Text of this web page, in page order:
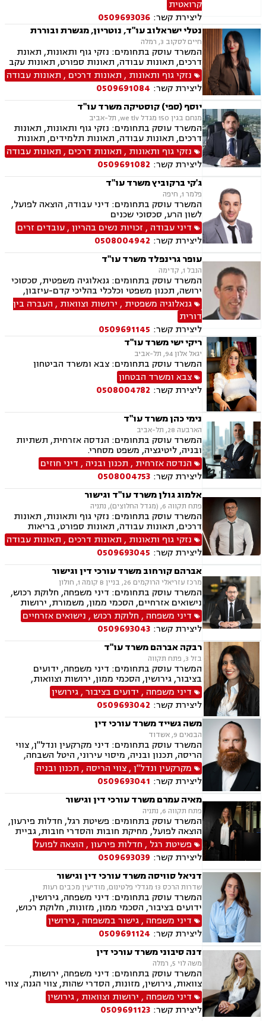
ירושות וצוואות, תמ"א 38
קרואטית
ליצירת קשר: 0509693036
נטלי ישראלוב עו"ד, נוטריון, מגשרת ובוררת
חיים לסקוב 3, רמלה
המשרד עוסק בתחומים: נזקי גוף ותאונות, תאונת
דרכים, תאונות עבודה, תאונות ספורט, תאונות עקב
רשלנות, תאונות תלמידים, ביטוח לאומי, גישור,
רשלנות רפואית הריון ולידה, ירושות וצוואות, ייפוי
כוח מתמשך, ביטוח סיעודי, נפגעי עבירה, בריאות
הנפש,
נזקי גוף ותאונות , תאונות דרכים , תאונות עבודה
ליצירת קשר: 0509691084
יוסף (ספי) קוסטיקה משרד עו"ד
מנחם בגין 150 מגדל we tlv, תל-אביב
המשרד עוסק בתחומים: נזקי גוף ותאונות, תאונות
דרכים, תאונות עבודה, תאונות תלמידים, תאונות
ספורט, תאונות עקב רשלנות, ביטוח לאומי, רשלנות
רפואית, אובדן כושר עבודה
נזקי גוף ותאונות , תאונות דרכים , תאונות עבודה
ליצירת קשר: 0509691082
ג'קי ברקוביץ משרד עו"ד
פלמר 1, חיפה
המשרד עוסק בתחומים: דיני עבודה, הוצאה לפועל,
לשון הרע, סכסוכי שכנים
דיני עבודה , זכויות נשים בהריון,עובדים זרים
ליצירת קשר: 0508004942
עופר גרינפלד משרד עו"ד
הנבל 1, קדימה
המשרד עוסק בתחומים: גנאלוגיה משפטית, סכסוכי
ירושה, תכנון משפטי וכלכלי בהליכי קדם-עיזבון,
ובהעברה בין-דורית
גנאלוגיה משפטית , ירושות וצוואות , העברה בין
דורית
ליצירת קשר: 0509691145
ריקי ישי משרד עו"ד
יגאל אלון 94, תל-אביב
המשרד עוסק בתחומים: צבא ומשרד הביטחון
צבא ומשרד הבטחון
ליצירת קשר: 0508004782
נימי כהן משרד עו"ד
הארבעה 28, תל-אביב
המשרד עוסק בתחומים: הנדסה אזרחית, תשתיות
ובניה, ליטיגציה, משפט מסחרי.
הנדסה אזרחית , תכנון ובניה , דיני חוזים
ליצירת קשר: 0508004753
אלמוג גולן משרד עו"ד וגישור
פתח תקווה 6, (מגדל החלוצים), נתניה
המשרד עוסק בתחומים: נזקי גוף ותאונות, תאונות
דרכים, תאונות עבודה, תאונות ספורט, בריאות
הנפש, אובדן כושר עבודה, תאונות תלמידים תאונות
עקב רשלנות, ביטוח לאומי, גישור.
נזקי גוף ותאונות , תאונות דרכים , תאונות עבודה
ליצירת קשר: 0509693045
אברהם קורחוב משרד עורכי דין וגישור
מרכז עזריאלי הרוקמים 26, בניין B קומה 1, חולון
המשרד עוסק בתחומים: דיני משפחה, חלוקת רכוש,
נישואים אזרחיים, הסכמי ממון, משמורת, ירושות
וצוואות, גירושין, זמני שהות, מזונות, ידועים בציבור,
גישור ובוררות, גישור במשפחה, תיאום הורי, ניכור
הורי, כתובה, אבהות, מעמד אישי, עסקאות מתנה.
דיני משפחה , חלוקת רכוש , נישואים אזרחיים
ליצירת קשר: 0509693043
רבקה אברהם משרד עו"ד
בזל 3, פתח תקווה
המשרד עוסק בתחומים: דיני משפחה, ידועים
בציבור, גירושין, הסכמי ממון, ירושות וצוואות,
אבהות, מזונות, משמורת, חוק הנוער, חלוקת רכוש,
זמני שהות, החזקת ילדים, ניכור הורי, אומנה, משפט
אזרחי, דיני חוזים, פלילי
דיני משפחה , ידועים בציבור,גירושין
ליצירת קשר: 0509693042
משה גשייד משרד עורכי דין
הבנאים 9, אשדוד
המשרד עוסק בתחומים: דיני מקרקעין ונדל"ן, צווי
הריסה, תכנון ובניה, מיסוי עירוני, היטל השבחה,
היטל פיתוח, ארנונה, רשויות מקומיות, רישוי עסקים
מקרקעין ונדל"ן,צווי הריסה , תכנון ובניה
ליצירת קשר: 0509693041
מאיה עמרם משרד עורכי דין וגישור
פתח תקווה 6, נתניה
המשרד עוסק בתחומים: פשיטת רגל, חדלות פירעון,
הוצאה לפועל, מחיקת חובות והסדרי חובות, גביית
חובות, ירושות וצוואות, ייפוי כוח מתמשך, דיני
חברות, פירוקים והקפאת הליכים, מיזוגים ורכישות,
ליווי עסקי, ליווי מיזמי סטרטאפ.
פשיטת רגל , חדלות פירעון, הוצאה לפועל
ליצירת קשר: 0509693039
דניאל סוויסה משרד עורכי דין וגישור
שדרות הרכס 13 מגדלי פלטינום, מודיעין מכבים רעות
המשרד עוסק בתחומים: דיני משפחה, גירושין,
ידועים בציבור, הסכמי ממון, מזונות, חלוקת רכוש,
מעמד אישי, תיאום הורי, זמני שהות (החזקת ילדים),
אלימות במשפחה, ניכור הורי, אפוטרופסות, ירושות
וצוואות, גישור במשפחה, ליטיגציה, ייפוי כוח
מתמשך.
דיני משפחה ,גישור במשפחה ,גירושין
ליצירת קשר: 0509691124
דנה סיבוני משרד עורכי דין
משה לוי 5, רמלה
המשרד עוסק בתחומים: דיני משפחה, ירושות,
צוואות, גירושין, מזונות, הסדרי שהות, צווי הגנה, צווי
מניעה, הסכמי ממון, עריכת הסכמים משפטיים,
אפוטרופסות, חלוקת רכוש, מעמד אישי, ייפוי כוח
מתמשך.
דיני משפחה , ירושות וצוואות ,גירושין
ליצירת קשר: 0509691123